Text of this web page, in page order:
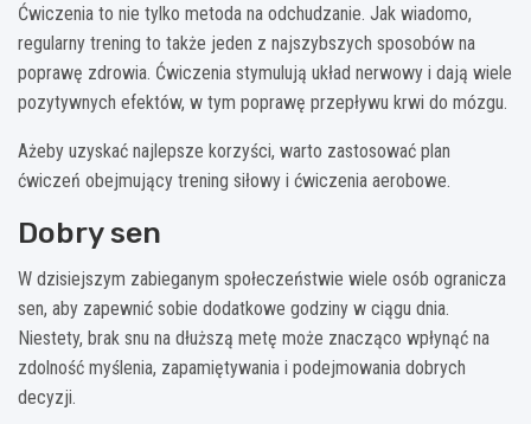
Ćwiczenia to nie tylko metoda na odchudzanie. Jak wiadomo,
regularny trening to także jeden z najszybszych sposobów na
poprawę zdrowia. Ćwiczenia stymulują układ nerwowy i dają wiele
pozytywnych efektów, w tym poprawę przepływu krwi do mózgu.
Ażeby uzyskać najlepsze korzyści, warto zastosować plan
ćwiczeń obejmujący trening siłowy i ćwiczenia aerobowe.
Dobry sen
W dzisiejszym zabieganym społeczeństwie wiele osób ogranicza
sen, aby zapewnić sobie dodatkowe godziny w ciągu dnia.
Niestety, brak snu na dłuższą metę może znacząco wpłynąć na
zdolność myślenia, zapamiętywania i podejmowania dobrych
decyzji.